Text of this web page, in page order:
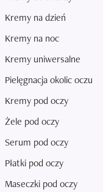
Kremy na dzień
Kremy na noc
Kremy uniwersalne
Pielęgnacja okolic oczu
Kremy pod oczy
Żele pod oczy
Serum pod oczy
Płatki pod oczy
Maseczki pod oczy